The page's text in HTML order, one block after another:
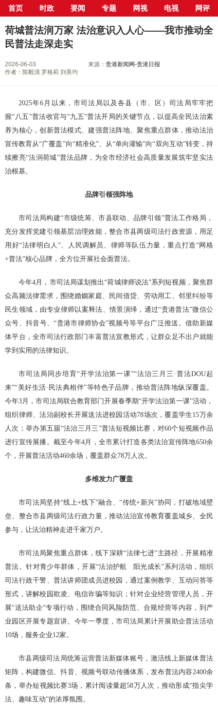
首页 时政 要闻 专题 网视 电视 网评
当前位置： 首页> 新闻中心> 行业> 正文
荷城普法润万家 法治意识入人心——我市推动全
民普法走深走实
2026-06-03 来源：贵港新闻网-贵港日报
作者：陈毅清 罗格莉 刘美均
2025年6月以来，市司法局以及各县（市、区）司法局牢牢把
握“八五”普法收官与“九五”普法开局的关键节点，以提高全民法治素
养为核心，创新普法模式、建强普法阵地、聚焦重点群体，推动法治
宣传教育从“广覆盖”向“精准化”、从“单向灌输”向“双向互动”转变，持
续擦亮“法润荷城”普法品牌，为全市经济社会高质量发展筑牢坚实法
治根基。
品牌引领强阵地
市司法局构建“市级统筹、市县联动、品牌引领”普法工作格局，
充分发挥党建引领基层治理效能，整合市县两级司法行政资源，用足
用好“法律明白人”、人民调解员、律师等队伍力量，重点打造“网格
+普法”核心品牌，全方位开展社会面普法。
今年4月，市司法局谋划推出“荷城律师说法”系列短视频，聚焦群
众高频法律需求，围绕婚姻家庭、民间借贷、劳动用工、邻里纠纷等
民生领域，由专业律师以案释法、情景演绎，通过“贵港普法”微信公
众号、抖音号、“贵港市律师协会”视频号等平台广泛推送。借助新媒
体平台，全市司法行政部门丰富普法宣教形式，让群众足不出户就能
学到实用的法律知识。
市司法局同步培育“开学法治第一课”“法治三月三·普法DOU起
来”“美好生活·民法典相伴”等特色子品牌，推动普法阵地纵深覆盖。
今年3月，市司法局联合教育部门开展春季期“开学法治第一课”活动，
组织律师、法治副校长开展送法进校园活动78场次，覆盖学生15万余
人次；举办第五届“法治三月三”普法短视频比赛，对60个短视频作品
进行宣传展播。截至今年4月，全市累计打造各类法治宣传阵地650余
个，开展普法活动460余场，覆盖群众78万人次。
多维发力广覆盖
市司法局坚持“线上+线下”融合、“传统+新兴”协同，打破地域壁
垒、整合市县两级司法行政力量，推动法治宣传教育覆盖城乡、全民
参与，让法治精神走进千家万户。
市司法局聚焦重点群体，线下深耕“法律七进”主路径，开展精准
普法。针对青少年群体，开展“法治护航 阳光成长”系列活动，组织
司法行政干警、普法讲师团成员进校园，通过案例教学、互动问答等
形式，讲解校园欺凌、电信诈骗等知识；针对企业经营管理人员，开
展“送法助企”专项行动，围绕合同风险防范、合规经营等内容，到产
业园区开展专题宣讲。今年一季度，市司法局累计开展助企普法活动
10场，服务企业12家。
市县两级司法局统筹运营普法新媒体账号，激活线上新媒体普法
矩阵，构建微信、抖音、视频号联动传播体系，发布普法内容2400余
条，举办短视频比赛3场，累计阅读量超58万人次，推动形成“指尖学
法、趣味互动”的浓厚氛围。